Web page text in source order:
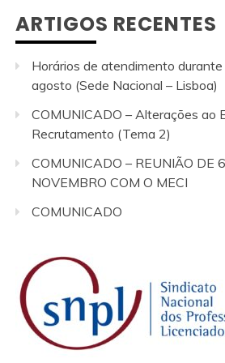
ARTIGOS RECENTES
Horários de atendimento durante
agosto (Sede Nacional – Lisboa)
COMUNICADO – Alterações ao
Recrutamento (Tema 2)
COMUNICADO – REUNIÃO DE
NOVEMBRO COM O MECI
COMUNICADO